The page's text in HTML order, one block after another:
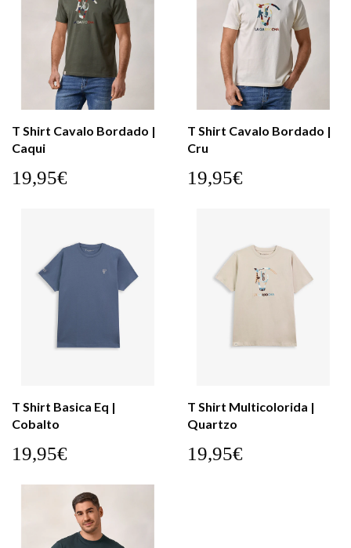
T Shirt Cavalo Bordado |
Caqui
19,95€
T Shirt Cavalo Bordado |
Cru
19,95€
T Shirt Basica Eq |
Cobalto
19,95€
T Shirt Multicolorida |
Quartzo
19,95€